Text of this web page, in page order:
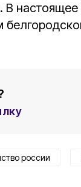
В
россии